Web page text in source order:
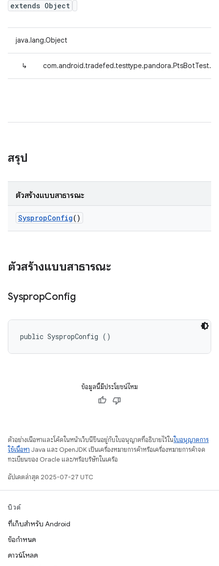
extends Object
java.lang.Object
↳
สรุป
ตัวสร้างแบบสาธารณะ
SyspropConfig()
ตัวสร้างแบบสาธารณะ
SyspropConfig
public SyspropConfig ()
ข้อมูลนี้มีประโยชน์ไหม
ตัวอย่างเนื้อหาและโค้ดในหน้าเว็บนี้ขึ้นอยู่กับใบอนุญาตที่อธิบายไว้ในใบอนุญาตการ
ใช้เนื้อหา Java และ OpenJDK เป็นเครื่องหมายการค้าหรือเครื่องหมายการค้าจด
ทะเบียนของ Oracle และ/หรือบริษัทในเครือ
อัปเดตล่าสุด 2025-07-27 UTC
บิวด์
ที่เก็บสำหรับ Android
ข้อกำหนด
ดาวน์โหลด